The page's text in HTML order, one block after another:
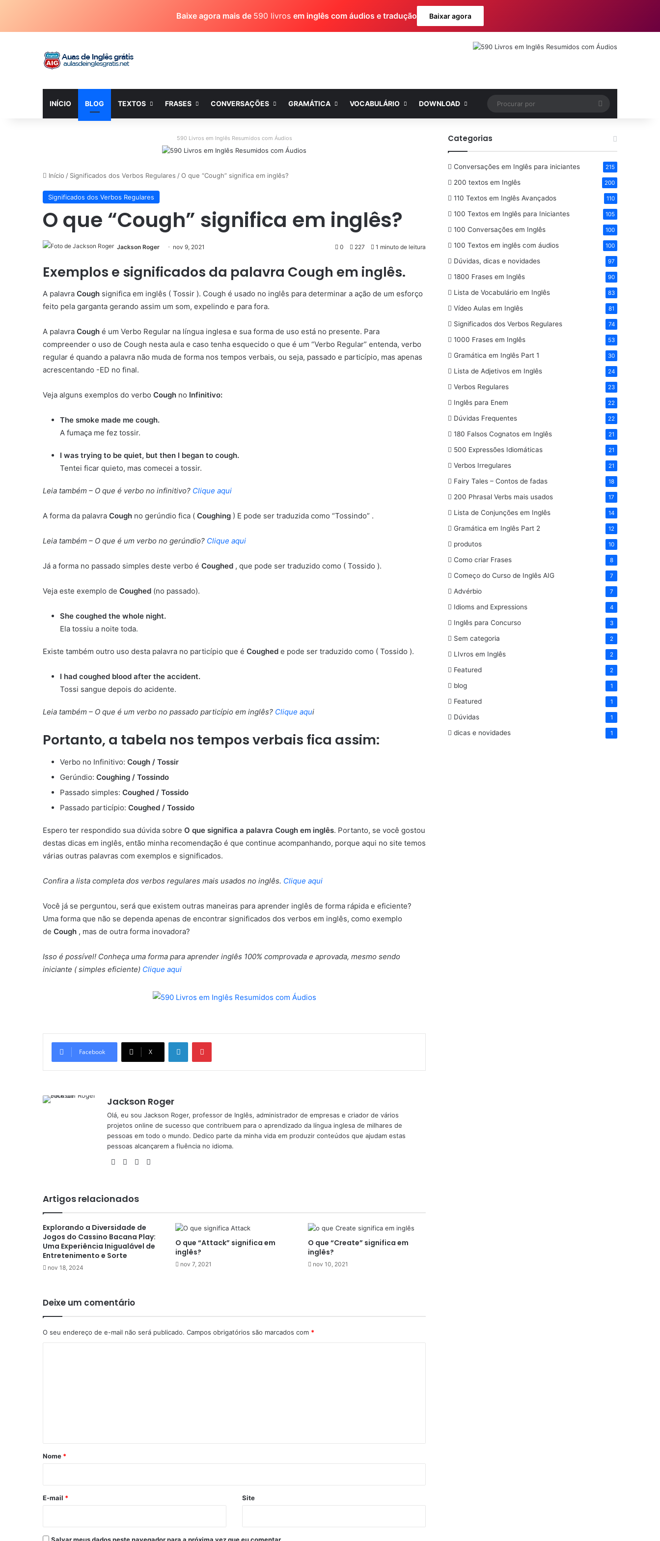
Baixe agora mais de 590 livros em inglês com áudios e tradução Baixar agora
INÍCIO BLOG TEXTOS FRASES CONVERSAÇÕES GRAMÁTICA VOCABULÁRIO DOWNLOAD
Procurar
por
590 Livros em Inglês Resumidos com Áudios
Início / Significados dos Verbos Regulares /O que “Cough” significa em inglês?
Significados dos Verbos Regulares
O que “Cough” significa em inglês?
Jackson Roger nov 9, 2021 0 227 1 minuto de leitura
Exemplos e significados da palavra Cough em inglês.
A palavra Cough significa em inglês ( Tossir ). Cough é usado no inglês para determinar a ação de um esforço
feito pela garganta gerando assim um som, expelindo e para fora.
A palavra Cough é um Verbo Regular na língua inglesa e sua forma de uso está no presente. Para
compreender o uso de Cough nesta aula e caso tenha esquecido o que é um “Verbo Regular” entenda, verbo
regular é quando a palavra não muda de forma nos tempos verbais, ou seja, passado e particípio, mas apenas
acrescentando -ED no final.
Veja alguns exemplos do verbo Cough no Infinitivo:
The smoke made me cough.
A fumaça me fez tossir.
I was trying to be quiet, but then I began to cough.
Tentei ficar quieto, mas comecei a tossir.
Leia também – O que é verbo no infinitivo? Clique aqui
A forma da palavra Cough no gerúndio fica ( Coughing ) E pode ser traduzida como “Tossindo” .
Leia também – O que é um verbo no gerúndio? Clique aqui
Já a forma no passado simples deste verbo é Coughed , que pode ser traduzido como ( Tossido ).
Veja este exemplo de Coughed (no passado).
She coughed the whole night.
Ela tossiu a noite toda.
Existe também outro uso desta palavra no particípio que é Coughed e pode ser traduzido como ( Tossido ).
I had coughed blood after the accident.
Tossi sangue depois do acidente.
Leia também – O que é um verbo no passado particípio em inglês? Clique aqui
Portanto, a tabela nos tempos verbais fica assim:
Verbo no Infinitivo: Cough / Tossir
Gerúndio: Coughing / Tossindo
Passado simples: Coughed / Tossido
Passado particípio: Coughed / Tossido
Espero ter respondido sua dúvida sobre O que significa a palavra Cough em inglês. Portanto, se você gostou
destas dicas em inglês, então minha recomendação é que continue acompanhando, porque aqui no site temos
várias outras palavras com exemplos e significados.
Confira a lista completa dos verbos regulares mais usados no inglês. Clique aqui
Você já se perguntou, será que existem outras maneiras para aprender inglês de forma rápida e eficiente?
Uma forma que não se dependa apenas de encontrar significados dos verbos em inglês, como exemplo
de Cough , mas de outra forma inovadora?
Isso é possível! Conheça uma forma para aprender inglês 100% comprovada e aprovada, mesmo sendo
iniciante ( simples eficiente) Clique aqui
Facebook X
LinkedinPinterest
Jackson Roger
Olá, eu sou Jackson Roger, professor de Inglês, administrador de empresas e criador de vários
projetos online de sucesso que contribuem para o aprendizado da língua inglesa de milhares de
pessoas em todo o mundo. Dedico parte da minha vida em produzir conteúdos que ajudam estas
pessoas alcançarem a fluência no idioma.
Facebook
X YouTube
Artigos relacionados
Explorando a Diversidade de
Jogos do Cassino Bacana Play:
Uma Experiência Inigualável de
Entretenimento e Sorte
nov 18, 2024
O que “Attack” significa em
inglês?
nov 7, 2021
O que “Create” significa em
inglês?
nov 10, 2021
Deixe um comentário
O seu endereço de e-mail não será publicado. Campos obrigatórios são marcados com *
r
*
Nome *
E-mail * Site
Categorias
Conversações em Inglês para iniciantes 215
200 textos em Inglês 200
110 Textos em Inglês Avançados 110
100 Textos em Inglês para Iniciantes 105
100 Conversações em Inglês 100
100 Textos em inglês com áudios 100
Dúvidas, dicas e novidades 97
1800 Frases em Inglês 90
Lista de Vocabulário em Inglês 83
Vídeo Aulas em Inglês 81
Significados dos Verbos Regulares 74
1000 Frases em Inglês 53
Gramática em Inglês Part 1 30
Lista de Adjetivos em Inglês 24
Verbos Regulares 23
Inglês para Enem 22
Dúvidas Frequentes 22
180 Falsos Cognatos em Inglês 21
500 Expressões Idiomáticas 21
Verbos Irregulares 21
Fairy Tales – Contos de fadas 18
200 Phrasal Verbs mais usados 17
Lista de Conjunções em Inglês 14
Gramática em Inglês Part 2 12
produtos 10
Como criar Frases 8
Começo do Curso de Inglês AIG 7
Advérbio 7
Idioms and Expressions 4
Inglês para Concurso 3
Sem categoria 2
LIvros em Inglês 2
Featured 2
blog 1
Featured 1
Dúvidas 1
dicas e novidades 1